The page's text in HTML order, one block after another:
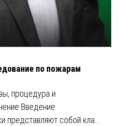
по пожарам
процедура и
Введение
представляют собой кла…